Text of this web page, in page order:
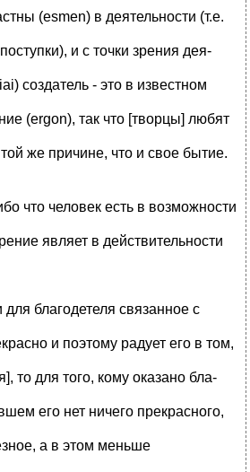
(esmen) в деятельности (т.е.
и с точки зрения дея-
создатель - это в известном
(ergon), так что [творцы] любят
же причине, что и свое бытие.
что человек есть в возможности
являет в действительности
благодетеля связанное с
и поэтому радует его в том,
то для того, кому оказано бла-
его нет ничего прекрасного,
а в этом меньше